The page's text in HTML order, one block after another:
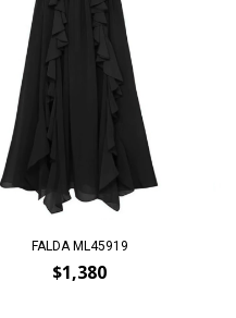
FALDA ML45919
$1,380